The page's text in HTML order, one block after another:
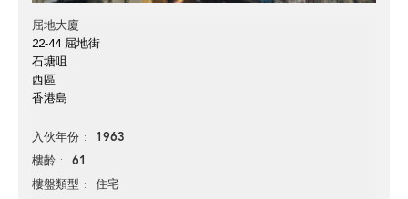
屈地大廈
22-44 屈地街
石塘咀
西區
香港島
入伙年份 1963
樓齡 61
樓盤類型 住宅